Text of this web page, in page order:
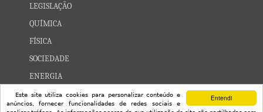
Entendi
Este site utiliza cookies para personalizar conteúdo e
anúncios, fornecer funcionalidades de redes sociais e
LEGISLAÇÃO
QUÍMICA
FÍSICA
SOCIEDADE
ENERGIA
CONSTELAÇÕES